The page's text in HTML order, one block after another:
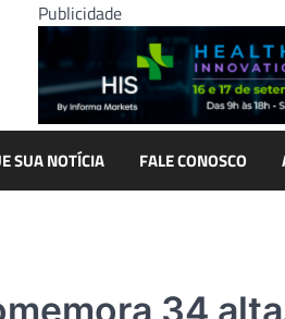
Publicidade
SUA NOTÍCIA FALE CONOSCO
34